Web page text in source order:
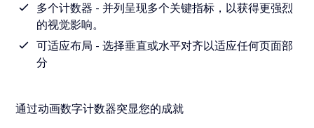
多个计数器 - 并列呈现多个关键指标，以获得更强烈
的视觉影响。
可适应布局 - 选择垂直或水平对齐以适应任何页面部
分
通过动画数字计数器突显您的成就